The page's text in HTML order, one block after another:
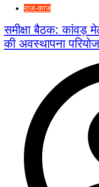
राज-काज
समीक्षा बैठक: कांवड़
की अवस्थापना